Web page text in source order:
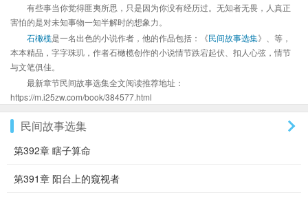
有些事当你觉得匪夷所思，只是因为你没有经历过。无知者无畏，人真正
害怕的是对未知事物一知半解时的想象力。
石橄榄是一名出色的小说作者，他的作品包括：《民间故事选集》、等，
本本精品，字字珠玑，作者石橄榄创作的小说情节跌宕起伏、扣人心弦，情节
与文笔俱佳。
最新章节民间故事选集全文阅读推荐地址：
https://m.i25zw.com/book/384577.html
民间故事选集
第392章 瞎子算命
第391章 阳台上的窥视者